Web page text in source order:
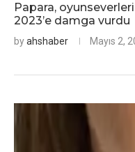
Papara,
2023’e damga vurdu
byahshaber Mayıs 2,